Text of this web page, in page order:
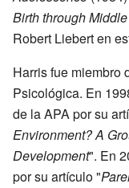
Birth through
Robert Liebert en
Harris fue miembro
Psicológica. En
de la APA por su
Environment? A
Development". En
por su artículo "